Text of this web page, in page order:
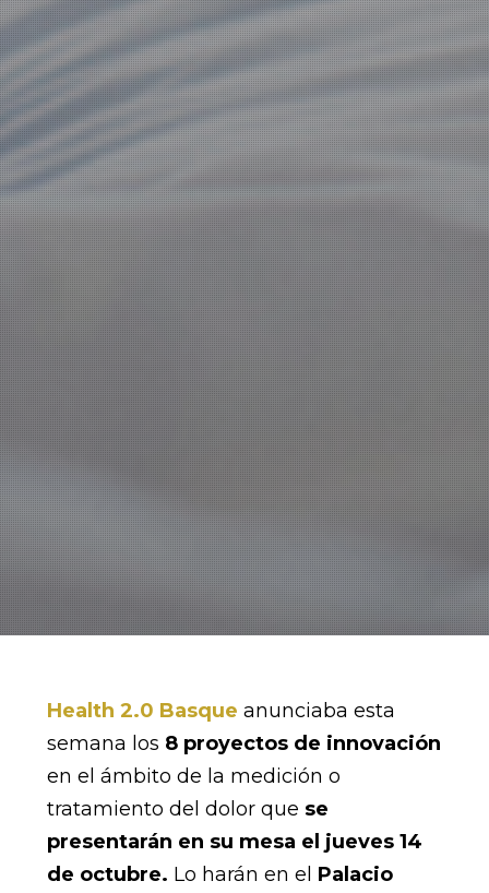
Health 2.0 Basque anunciaba esta
semana los 8 proyectos de innovación
en el ámbito de la medición o
tratamiento del dolor que se
presentarán en su mesa el jueves 14
de octubre. Lo harán en el Palacio